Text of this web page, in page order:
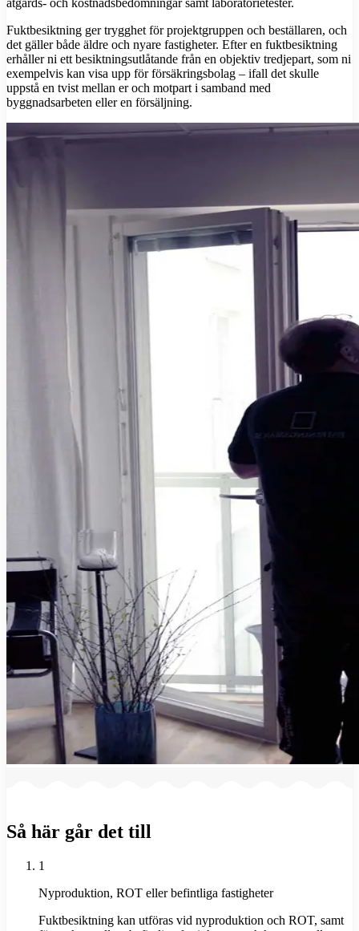
åtgärds- och kostnadsbedömningar samt laboratorietester.
Fuktbesiktning ger trygghet för projektgruppen och beställaren, och
det gäller både äldre och nyare fastigheter. Efter en fuktbesiktning
erhåller ni ett besiktningsutlåtande från en objektiv tredjepart, som ni
exempelvis kan visa upp för försäkringsbolag – ifall det skulle
uppstå en tvist mellan er och motpart i samband med
byggnadsarbeten eller en försäljning.
Så här går det till
1
Nyproduktion, ROT eller befintliga fastigheter
Fuktbesiktning kan utföras vid nyproduktion och ROT, samt